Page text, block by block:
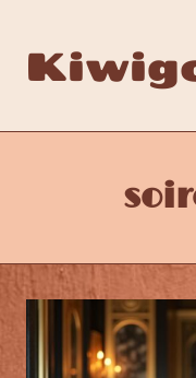
contenu